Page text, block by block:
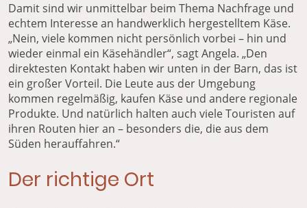
Damit sind wir unmittelbar beim Thema Nachfrage und
echtem Interesse an handwerklich hergestelltem Käse.
„Nein, viele kommen nicht persönlich vorbei – hin und
wieder einmal ein Käsehändler“, sagt Angela. „Den
direktesten Kontakt haben wir unten in der Barn, das ist
ein großer Vorteil. Die Leute aus der Umgebung
kommen regelmäßig, kaufen Käse und andere regionale
Produkte. Und natürlich halten auch viele Touristen auf
ihren Routen hier an – besonders die, die aus dem
Süden herauffahren.“
Der richtige Ort